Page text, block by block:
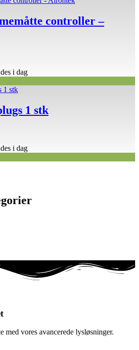
controller –
i dag
1 stk
i dag
med vores avancerede lysløsninger.